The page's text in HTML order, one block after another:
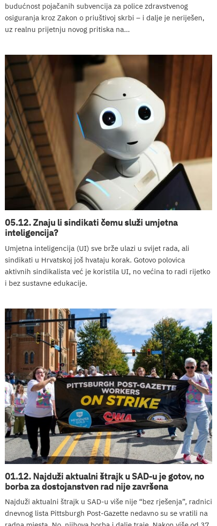
budućnost pojačanih subvencija za police zdravstvenog
osiguranja kroz Zakon o priuštivoj skrbi – i dalje je neriješen,
uz realnu prijetnju novog pritiska na...
05.12. Znaju li sindikati čemu služi umjetna
inteligencija?
Umjetna inteligencija (UI) sve brže ulazi u svijet rada, ali
sindikati u Hrvatskoj još hvataju korak. Gotovo polovica
aktivnih sindikalista već je koristila UI, no većina to radi rijetko
i bez sustavne edukacije.
01.12. Najduži aktualni štrajk u SAD-u je gotov, no
borba za dostojanstven rad nije završena
Najduži aktualni štrajk u SAD-u više nije “bez rješenja”, radnici
dnevnog lista Pittsburgh Post-Gazette nedavno su se vratili na